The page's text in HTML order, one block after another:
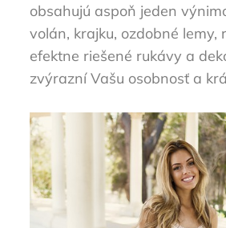
obsahujú aspoň jeden
volán, krajku, ozdobné lemy,
efektne riešené rukávy a
zvýrazní Vašu osobnosť a